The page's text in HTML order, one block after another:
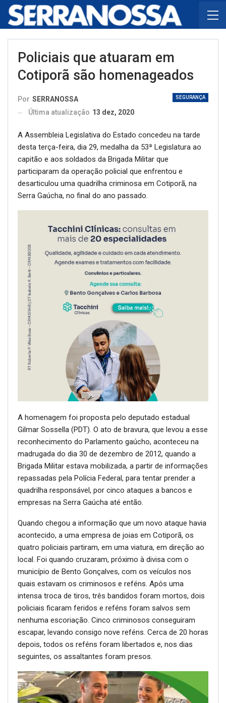
Policiais que atuaram em
Cotiporã são homenageados
SEGURANÇA
Por SERRANOSSA
Última atualização 13 dez, 2020
A Assembleia Legislativa do Estado concedeu na tarde
desta terça-feira, dia 29, medalha da 53ª Legislatura ao
capitão e aos soldados da Brigada Militar que
participaram da operação policial que enfrentou e
desarticulou uma quadrilha criminosa em Cotiporã, na
Serra Gaúcha, no final do ano passado.
A homenagem foi proposta pelo deputado estadual
Gilmar Sossella (PDT). O ato de bravura, que levou a esse
reconhecimento do Parlamento gaúcho, aconteceu na
madrugada do dia 30 de dezembro de 2012, quando a
Brigada Militar estava mobilizada, a partir de informações
repassadas pela Polícia Federal, para tentar prender a
quadrilha responsável, por cinco ataques a bancos e
empresas na Serra Gaúcha até então.
Quando chegou a informação que um novo ataque havia
acontecido, a uma empresa de joias em Cotiporã, os
quatro policiais partiram, em uma viatura, em direção ao
local. Foi quando cruzaram, próximo à divisa com o
município de Bento Gonçalves, com os veículos nos
quais estavam os criminosos e reféns. Após uma
intensa troca de tiros, três bandidos foram mortos, dois
policiais ficaram feridos e reféns foram salvos sem
nenhuma escoriação. Cinco criminosos conseguiram
escapar, levando consigo nove reféns. Cerca de 20 horas
depois, todos os reféns foram libertados e, nos dias
seguintes, os assaltantes foram presos.